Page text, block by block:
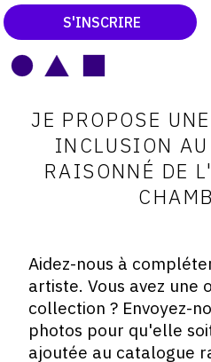
S'INSCRIRE
navigation
CATALOGUES
LES
LES
ACTUALITÉS DU
LIBRAIRIE :
LEXIQUE
JE PROPOSE
INCLUSION
RAISONNÉ DE
Aidez-nous à
artiste. Vous avez une
collection ? Envoyez-
photos pour qu'elle
ajoutée au catalogue